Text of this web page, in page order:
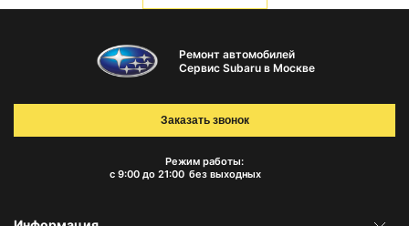
Ремонт автомобилей
Сервис Subaru в Москве
Режим работы:
с 9:00 до 21:00 без выходных
Заказать звонок